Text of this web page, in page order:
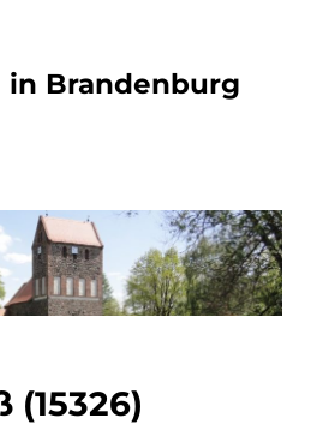
Brandenburg
(15326)